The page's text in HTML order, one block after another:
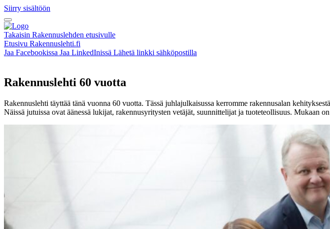
Siirry sisältöön
Takaisin Rakennuslehden etusivulle
Etusivu Rakennuslehti.fi
Jaa Facebookissa Jaa LinkedInissä Lähetä linkki sähköpostilla
Rakennuslehti 60 vuotta
Rakennuslehti täyttää tänä vuonna 60 vuotta. Tässä juhlajulkaisussa kerromme rakennusalan
Näissä jutuissa ovat äänessä lukijat, rakennusyritysten vetäjät, suunnittelijat ja tuoteteollisuus. Mukaan